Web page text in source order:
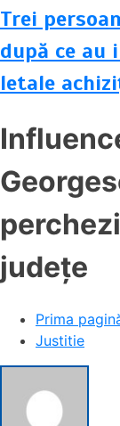
Trei
după ce au
letale
județe
Prima
Justitie